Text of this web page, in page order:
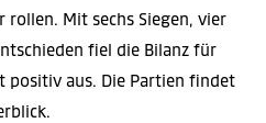
rollen. Mit sechs Siegen, vier
fiel die Bilanz für
positiv aus. Die Partien findet